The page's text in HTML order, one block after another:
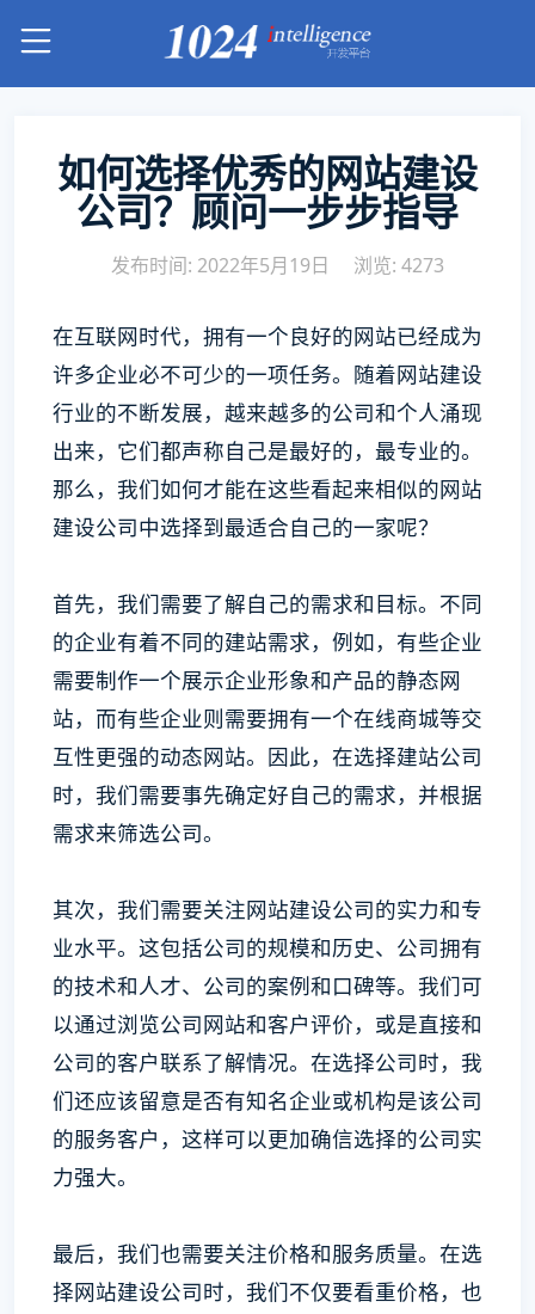
如何选择优秀的网站建设
公司？顾问一步步指导
发布时间: 2022年5月19日 浏览: 4273
在互联网时代，拥有一个良好的网站已经成为
许多企业必不可少的一项任务。随着网站建设
行业的不断发展，越来越多的公司和个人涌现
出来，它们都声称自己是最好的，最专业的。
那么，我们如何才能在这些看起来相似的网站
建设公司中选择到最适合自己的一家呢？
首先，我们需要了解自己的需求和目标。不同
的企业有着不同的建站需求，例如，有些企业
需要制作一个展示企业形象和产品的静态网
站，而有些企业则需要拥有一个在线商城等交
互性更强的动态网站。因此，在选择建站公司
时，我们需要事先确定好自己的需求，并根据
需求来筛选公司。
其次，我们需要关注网站建设公司的实力和专
业水平。这包括公司的规模和历史、公司拥有
的技术和人才、公司的案例和口碑等。我们可
以通过浏览公司网站和客户评价，或是直接和
公司的客户联系了解情况。在选择公司时，我
们还应该留意是否有知名企业或机构是该公司
的服务客户，这样可以更加确信选择的公司实
力强大。
最后，我们也需要关注价格和服务质量。在选
择网站建设公司时，我们不仅要看重价格，也